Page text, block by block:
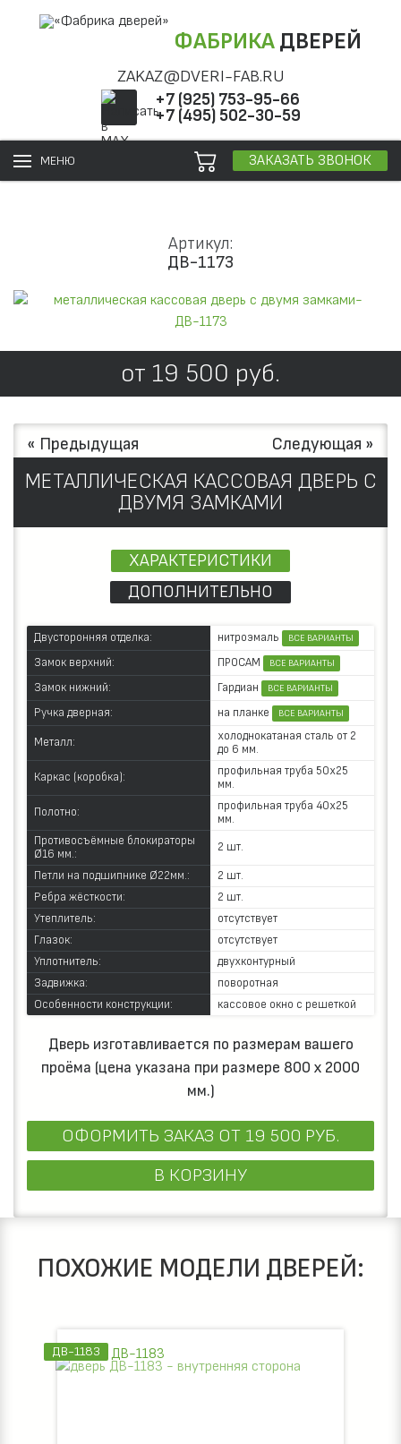
ФАБРИКАДВЕРЕЙ
ZAKAZ@DVERI-FAB.RU
+7 (925) 753-95-66
+7 (495) 502-30-59
МЕНЮ ЗАКАЗАТЬ ЗВОНОК
Артикул:
ДВ-1173
от 19 500 руб.
« Предыдущая Следующая »
МЕТАЛЛИЧЕСКАЯ КАССОВАЯ ДВЕРЬ С
ДВУМЯ ЗАМКАМИ
ХАРАКТЕРИСТИКИ
ДОПОЛНИТЕЛЬНО
Двусторонняя отделка: нитроэмаль ВСЕ ВАРИАНТЫ
Замок верхний: ПРОСАМ ВСЕ ВАРИАНТЫ
Замок нижний: Гардиан ВСЕ ВАРИАНТЫ
Ручка дверная: на планке ВСЕ ВАРИАНТЫ
Металл:
холоднокатаная сталь от 2
до 6 мм.
Каркас (коробка):
профильная труба 50х25
мм.
Полотно:
профильная труба 40х25
мм.
Противосъёмные блокираторы
Ø16 мм.:
2 шт.
Петли на подшипнике Ø22мм.:
2 шт.
Ребра жёсткости:
2 шт.
Утеплитель:
отсутствует
Глазок:
отсутствует
Уплотнитель:
двухконтурный
Задвижка:
поворотная
Особенности конструкции:
кассовое окно с решеткой
Дверь изготавливается по размерам вашего
проёма (цена указана при размере 800 х 2000
мм.)
ОФОРМИТЬ ЗАКАЗ ОТ 19 500 РУБ.
В КОРЗИНУ
ПОХОЖИЕ МОДЕЛИ ДВЕРЕЙ:
ДВ-1183